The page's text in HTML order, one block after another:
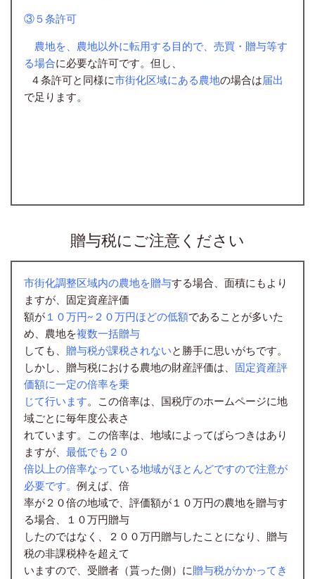
③５条許可
農地を、農地以外に転用する目的で、売買・贈与等す
る場合に必要な許可です。但し、
４条許可と同様に市街化区域にある農地の場合は届出
で足ります。
贈与税にご注意ください
市街化調整区域内の農地を贈与する場合、面積にもより
ますが、固定資産評価
額が１０万円~２０万円ほどの低額であることが多いた
め、農地を複数一括贈与
しても、 贈与税が課税されないと勝手に思いがちです。
しかし、贈与税における農地の財産評価は、 固定資産評
価額に一定の倍率を乗
じて行います。この倍率は、国税庁のホームページに地
域ごとに毎年度公表さ
れています。この倍率は、地域によってばらつきはあり
ますが、 最低でも ２０
倍以上の倍率なっている地域がほとんどですので注意が
必要です。 例えば、倍
率が２０倍の地域で、評価額が１０万円の農地を贈与す
る場合、１０万円贈与
したのではなく、２００万円贈与したことになり、贈与
税の非課税枠を超えて
いますので、受贈者（貰った側）に贈与税がかかってき